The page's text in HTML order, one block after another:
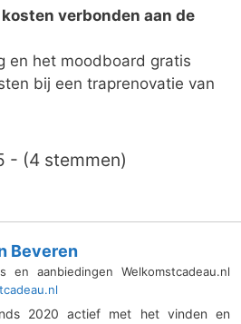
verbonden aan de
en het moodboard gratis
bij een traprenovatie van
- (4 stemmen)
Beveren
en aanbiedingen Welkomstcadeau.nl
2020 actief met het vinden en